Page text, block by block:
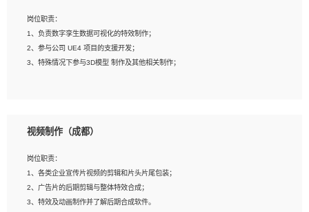
4、有良好的沟通能力和团队合作意识；
5、开发过 HoloLens 程序者优先。
岗位职责：
1、负责数字孪生数据可视化的特效制作；
2、参与公司 UE4 项目的支援开发；
3、特殊情况下参与3D模型 制作及其他相关制作；
上；
3、想象力丰富, 有一定的艺术审美深度；
4、有良好的场景特效搭建功底；
5、熟悉 3Ds Max 或者 Maya；
6、有良好的沟通能力和团队合作意识；
视频制作（成都）
岗位职责：
1、各类企业宣传片视频的剪辑和片头片尾包装；
2、广告片的后期剪辑与整体特效合成；
3、特效及动画制作并了解后期合成软件。